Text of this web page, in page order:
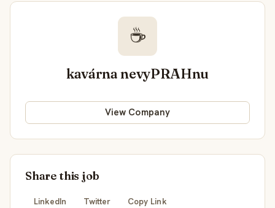
☕
kavárna nevyPRAHnu
View Company
Share this job
LinkedIn Twitter Copy Link